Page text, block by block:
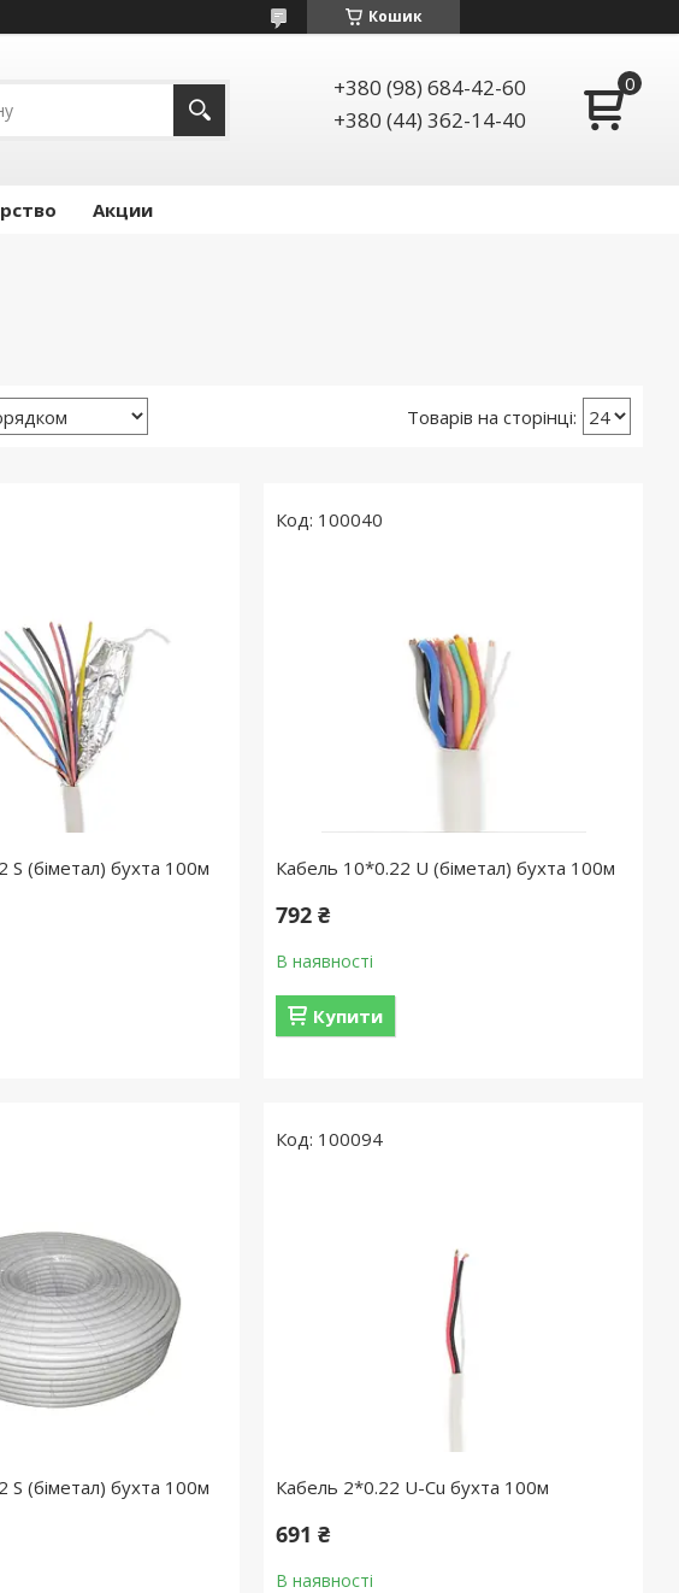
Кошик
+380 (98) 684-42-60
+380 (44) 362-14-40
Акции
S (біметал) бухта 100м
100040
Кабель 10*0.22 U (біметал) бухта 100м
792 ₴
В наявності
Купити
S (біметал) бухта 100м
100094
Кабель 2*0.22 U-Cu бухта 100м
691 ₴
В наявності